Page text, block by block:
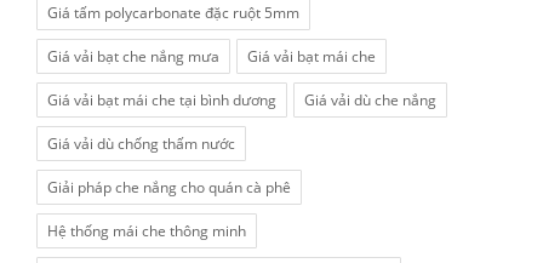
Giá tấm polycarbonate đặc ruột 5mm
Giá vải bạt che nắng mưa Giá vải bạt mái che
Giá vải bạt mái che tại bình dương Giá vải dù che nắng
Giá vải dù chống thấm nước
Giải pháp che nắng cho quán cà phê
Hệ thống mái che thông minh